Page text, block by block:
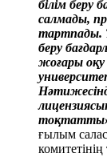
білім беру
салмады,
тартпады.
беру
жоғары оқу
ғылым